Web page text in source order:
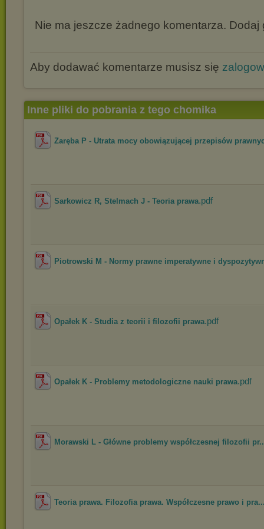
Nie ma jeszcze żadnego komentarza. Dodaj
Aby dodawać komentarze musisz się
Inne pliki do pobrania z tego chomika
Zaręba P - Utrata mocy obowiązującej przepisów
Sarkowicz R, Stelmach J - Teoria prawa.pdf
Piotrowski M - Normy prawne imperatywne i
Opałek K - Studia z teorii i filozofii prawa.pdf
Opałek K - Problemy metodologiczne nauki prawa.pdf
Morawski L - Główne problemy współczesnej filozofii
Teoria prawa. Filozofia prawa. Współczesne prawo i